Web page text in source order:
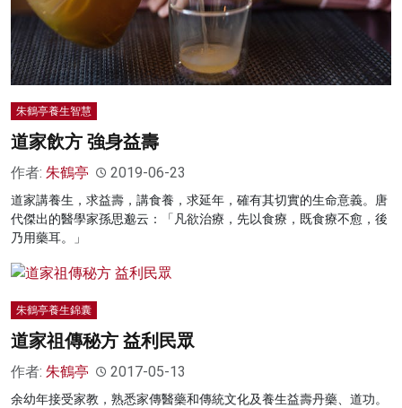
朱鶴亭養生智慧
道家飲方 強身益壽
作者: 朱鶴亭 2019-06-23
道家講養生，求益壽，講食養，求延年，確有其切實的生命意義。唐
代傑出的醫學家孫思邈云：「凡欲治療，先以食療，既食療不愈，後
乃用藥耳。」
朱鶴亭養生錦囊
道家祖傳秘方 益利民眾
作者: 朱鶴亭 2017-05-13
余幼年接受家教，熟悉家傳醫藥和傳統文化及養生益壽丹藥、道功。